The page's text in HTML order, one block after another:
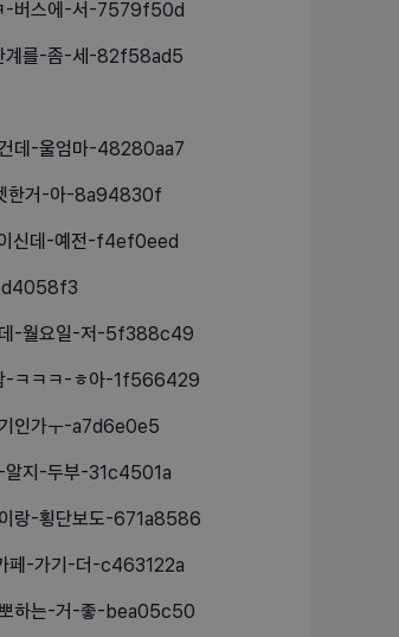
-버스에-서-7579f50d
계를-좀-세-82f58ad5
데-울엄마-48280aa7
한거-아-8a94830f
신데-예전-f4ef0eed
데-월요일-저-5f388c49
-ㅋㅋㅋ-ㅎ아-1f566429
인가ㅜ-a7d6e0e5
알지-두부-31c4501a
랑-횡단보도-671a8586
페-가기-더-c463122a
하는-거-좋-bea05c50